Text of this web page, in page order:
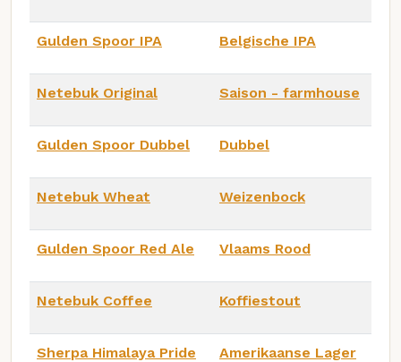
Gulden Spoor IPA Belgische IPA
Netebuk Original Saison - farmhouse
Gulden Spoor Dubbel Dubbel
Netebuk Wheat Weizenbock
Gulden Spoor Red Ale Vlaams Rood
Netebuk Coffee Koffiestout
Sherpa Himalaya Pride Amerikaanse Lager